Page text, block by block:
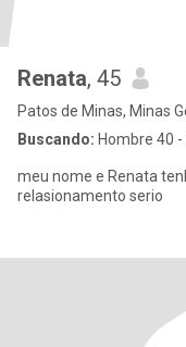
Renata, 45
Patos de Minas, Minas
Buscando: Hombre 40 -
meu nome e Renata tenho 45 ano
relasionamento serio